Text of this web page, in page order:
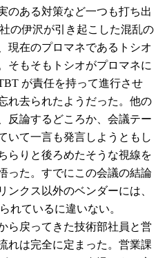
のある対策など一つも打ち出
の伊沢が引き起こした混乱の
現在のプロマネであるトシオ
そもそもトシオがプロマネに
が責任を持って進行させ
れ去られたようだった。他の
反論するどころか、会議テー
いて一言も発言しようともし
らりと後ろめたそうな視線を
った。すでにこの会議の結論
ンクス以外のベンダーには、
れているに違いない。
ら戻ってきた技術部社員と営
れは完全に定まった。営業課